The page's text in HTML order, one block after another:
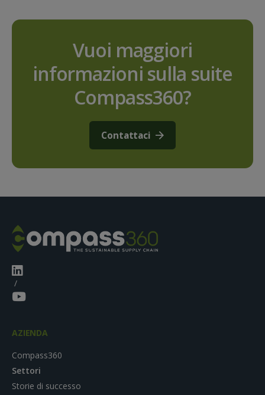
Vuoi maggiori
informazioni sulla suite
Compass360?
Contattaci
/
AZIENDA
Compass360
Settori
Storie di successo